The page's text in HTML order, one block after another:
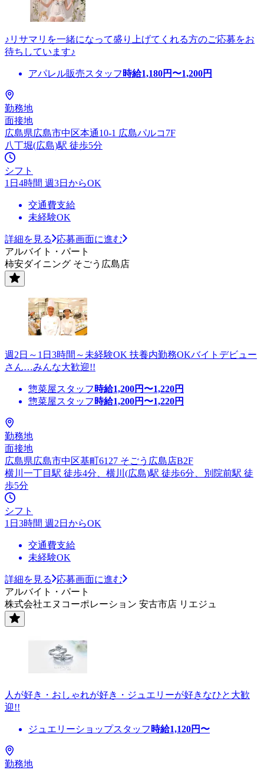
♪リサマリを一緒になって盛り上げてくれる方のご応募をお
待ちしています♪
アパレル販売スタッフ 時給1,180円〜1,200円
勤務地
面接地
広島県広島市中区本通10-1 広島パルコ7F
八丁堀(広島)駅 徒歩5分
シフト
1日4時間 週3日からOK
交通費支給
未経験OK
詳細を見る
応募画面に進む
アルバイト・パート
柿安ダイニング そごう広島店
週2日～1日3時間～未経験OK 扶養内勤務OKバイトデビュー
さん…みんな大歓迎!!
惣菜屋スタッフ 時給1,200円〜1,220円
惣菜屋スタッフ 時給1,200円〜1,220円
勤務地
面接地
広島県広島市中区基町6127 そごう広島店B2F
横川一丁目駅 徒歩4分、横川(広島)駅 徒歩6分、別院前駅 徒
歩5分
シフト
1日3時間 週2日からOK
交通費支給
未経験OK
詳細を見る
応募画面に進む
アルバイト・パート
株式会社エヌコーポレーション 安古市店 リエジュ
人が好き・おしゃれが好き・ジュエリーが好きなひと大歓
迎!!
ジュエリーショップスタッフ 時給1,120円〜
勤務地